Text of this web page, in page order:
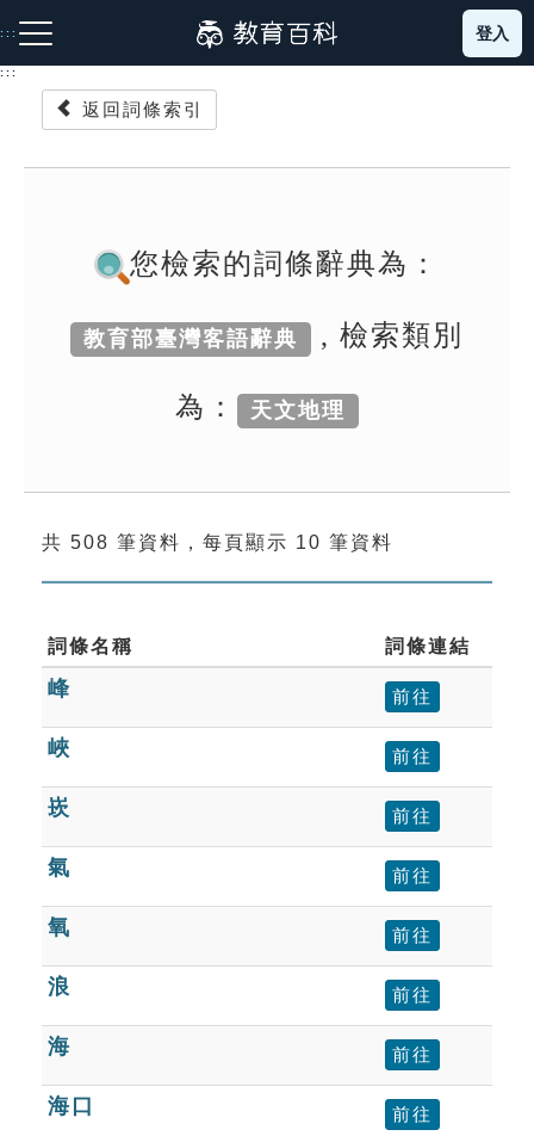
到
主
:::
成語故事
索引選單
單字索引
生命大百科索引
遊戲專區
教學應用
貓頭鷹博士
登入
:::
返回詞條索引
您檢索的詞條辭典為：
教育部臺灣客語辭典 , 檢索類別
為： 天文地理
共 508 筆資料，每頁顯示 10 筆資料
詞條名稱 詞條連結
峰 前往
峽 前往
崁 前往
氣 前往
氧 前往
浪 前往
海 前往
海口 前往